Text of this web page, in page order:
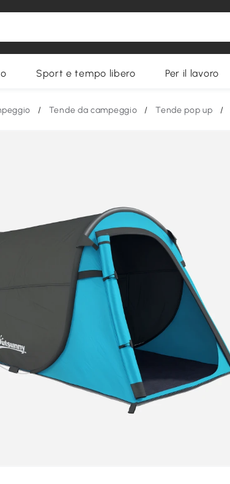
Sport e tempo libero Per il lavoro
/ Tende da campeggio / Tende pop up /